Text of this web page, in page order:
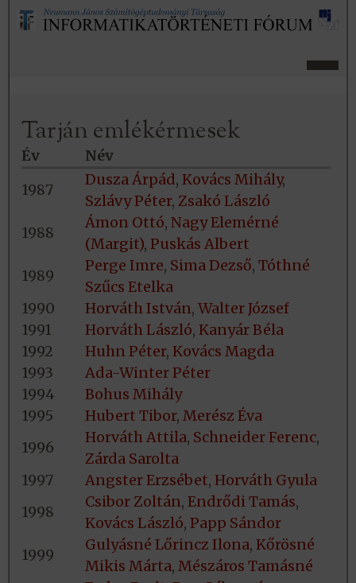
Tarján emlékérmesek
Év
Név
1987
Dusza Árpád, Kovács Mihály,
Szlávy Péter, Zsakó László
1988
Ámon Ottó, Nagy Elemérné
(Margit), Puskás Albert
1989
Perge Imre, Sima Dezső, Tóthné
Szűcs Etelka
1990
Horváth István, Walter József
1991
Horváth László, Kanyár Béla
1992
Huhn Péter, Kovács Magda
1993
Ada-Winter Péter
1994
Bohus Mihály
1995
Hubert Tibor, Merész Éva
1996
Horváth Attila, Schneider Ferenc,
Zárda Sarolta
1997
Angster Erzsébet, Horváth Gyula
1998
Csibor Zoltán, Endrődi Tamás,
Kovács László, Papp Sándor
1999
Gulyásné Lőrincz Ilona, Kőrösné
Mikis Márta, Mészáros Tamásné